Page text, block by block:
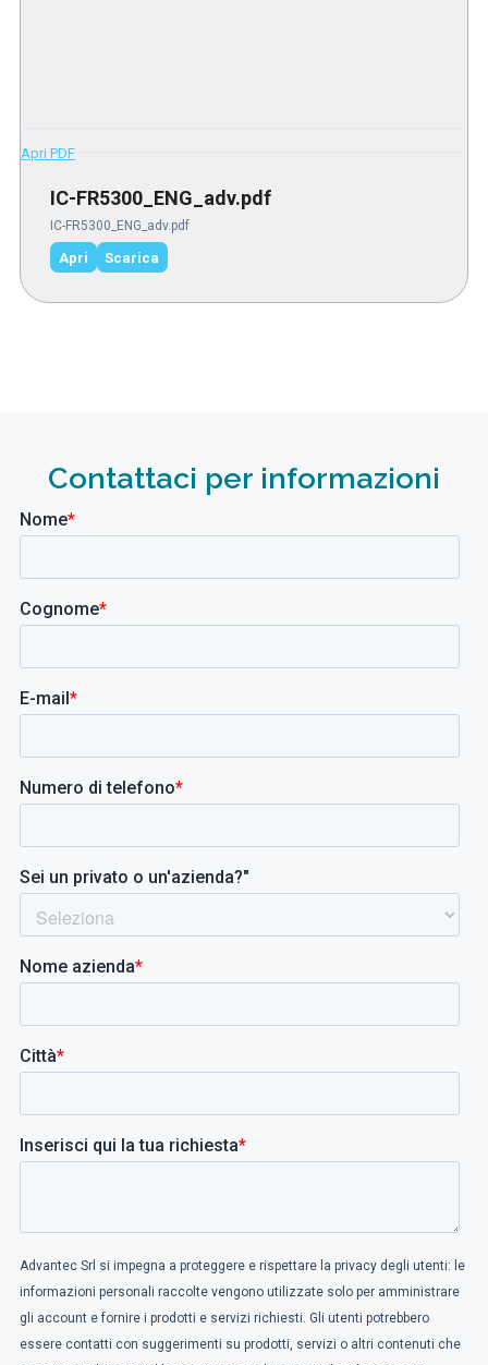
Apri PDF
IC-FR5300_ENG_adv.pdf
IC-FR5300_ENG_adv.pdf
Apri Scarica
Contattaci per informazioni